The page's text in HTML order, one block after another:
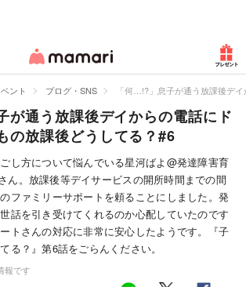
ママリ
ン
ント ブログ・SNS 「何…!?」息子が通う放課後デ
が通う放課後デイからの電話にド
の放課後どうしてる？#6
し方について悩んでいる星河ばよ@発達障害育
ん。放課後等デイサービスの開所時間までの間
ファミリーサポートを頼ることにしました。発
話を引き受けてくれるのか心配していたのです
トさんの対応に非常に安心したようです。『子
る？』第6話をごらんください。
報です